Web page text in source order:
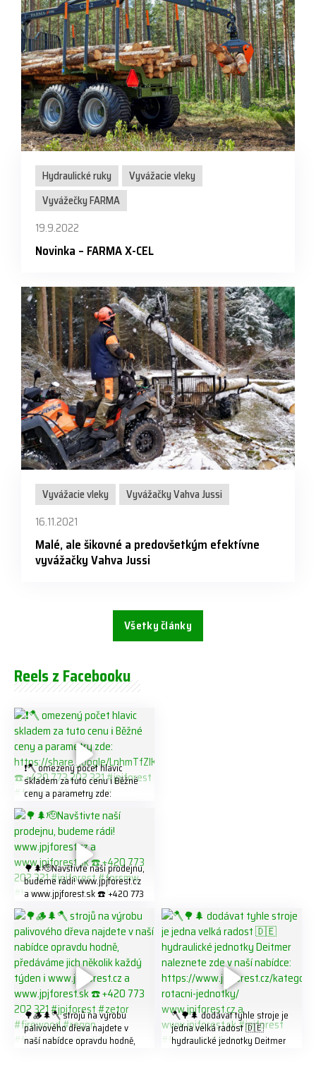
Hydraulické ruky
Vyvážacie vleky
Vyvážečky FARMA
19.9.2022
Novinka – FARMA X-CEL
Vyvážacie vleky
Vyvážačky Vahva Jussi
16.11.2021
Malé, ale šikovné a predovšetkým efektívne
vyvážačky Vahva Jussi
Všetky články
Reels z Facebooku
❗️🪓 omezený počet hlavic
skladem za tuto cenu ℹ️ Běžné
ceny a parametry zde:
K8W5t7i6o ☎️ +420 773 202
321 #jpjforest #forsmw
#firewood #
🌳🌲🫡Navštivte naší prodejnu,
budeme rádi! www.jpjforest.cz
a www.jpjforest.sk ☎️ +420 773
#biojack #regon #vahvajussi
🌳🪵🌲🪓 strojů na výrobu
palivového dřeva najdete v
naší nabídce opravdu hodně,
🪓🌳🌲 dodávat tyhle stroje je
jedna velká radost 🇩🇪
hydraulické jednotky Deitmer